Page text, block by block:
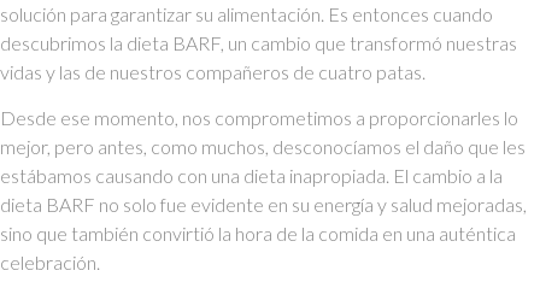
solución para garantizar su alimentación. Es entonces cuando
descubrimos la dieta BARF, un cambio que transformó nuestras
vidas y las de nuestros compañeros de cuatro patas.
Desde ese momento, nos comprometimos a proporcionarles lo
mejor, pero antes, como muchos, desconocíamos el daño que les
estábamos causando con una dieta inapropiada. El cambio a la
dieta BARF no solo fue evidente en su energía y salud mejoradas,
sino que también convirtió la hora de la comida en una auténtica
celebración.